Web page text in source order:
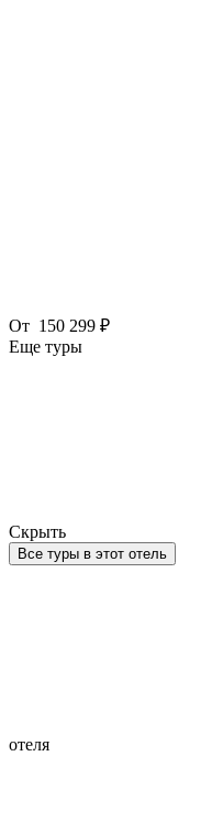
От 150 299 ₽
Еще туры
Скрыть
Все туры в этот отель
отеля